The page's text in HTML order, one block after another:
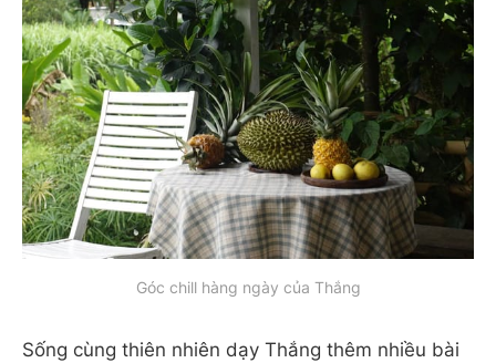
Góc chill hàng ngày của Thắng
Sống cùng thiên nhiên dạy Thắng thêm nhiều bài